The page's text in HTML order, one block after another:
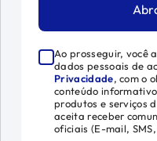
Ao prosseguir, você
dados pessoais de
Privacidade, com o
conteúdo
produtos e serviços
aceita receber
oficiais (E-mail,